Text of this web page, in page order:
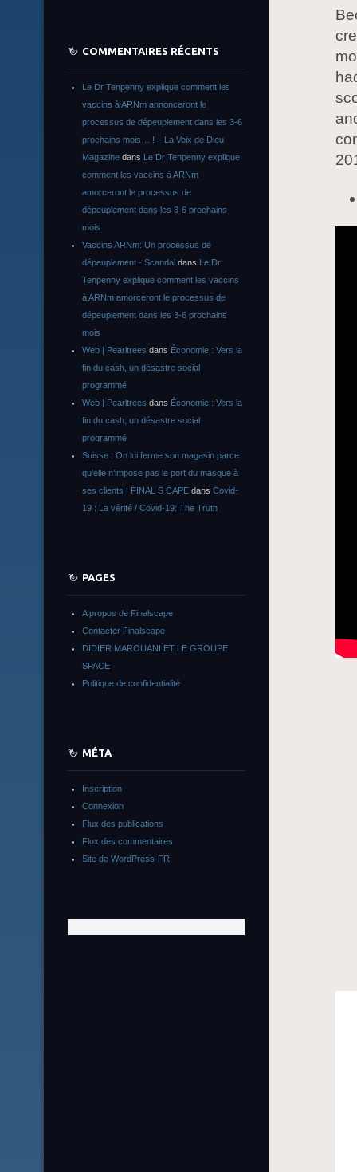
COMMENTAIRES RÉCENTS
Le Dr Tenpenny explique comment les
vaccins à ARNm annonceront le
processus de dépeuplement dans les 3-6
prochains mois… ! – La Voix de Dieu
Magazine dans Le Dr Tenpenny explique
comment les vaccins à ARNm
amorceront le processus de
dépeuplement dans les 3-6 prochains
mois
Vaccins ARNm: Un processus de
dépeuplement - Scandal dans Le Dr
Tenpenny explique comment les vaccins
à ARNm amorceront le processus de
dépeuplement dans les 3-6 prochains
mois
Web | Pearltrees dans Économie : Vers la
fin du cash, un désastre social
programmé
Web | Pearltrees dans Économie : Vers la
fin du cash, un désastre social
programmé
Suisse : On lui ferme son magasin parce
qu’elle n’impose pas le port du masque à
ses clients | FINAL S CAPE dans Covid-
19 : La vérité / Covid-19: The Truth
PAGES
A propos de Finalscape
Contacter Finalscape
DIDIER MAROUANI ET LE GROUPE
SPACE
Politique de confidentialité
MÉTA
Inscription
Connexion
Flux des publications
Flux des commentaires
Site de WordPress-FR